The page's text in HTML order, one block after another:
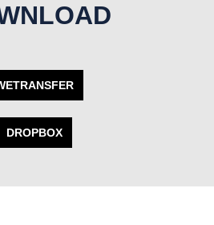
DROPBOX